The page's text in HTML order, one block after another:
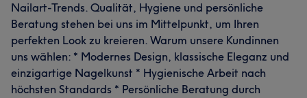
Nailart-Trends. Qualität, Hygiene und persönliche
Beratung stehen bei uns im Mittelpunkt, um Ihren
perfekten Look zu kreieren. Warum unsere Kundinnen
uns wählen: * Modernes Design, klassische Eleganz und
einzigartige Nagelkunst * Hygienische Arbeit nach
höchsten Standards * Persönliche Beratung durch